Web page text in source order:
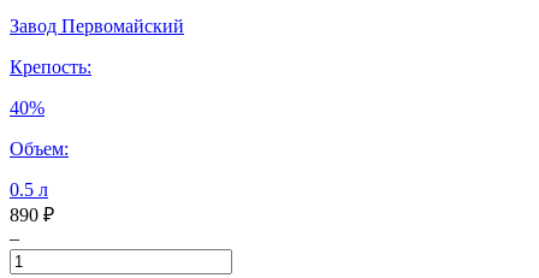
Завод Первомайский
Крепость:
40%
Объем:
0.5 л
890 ₽
–